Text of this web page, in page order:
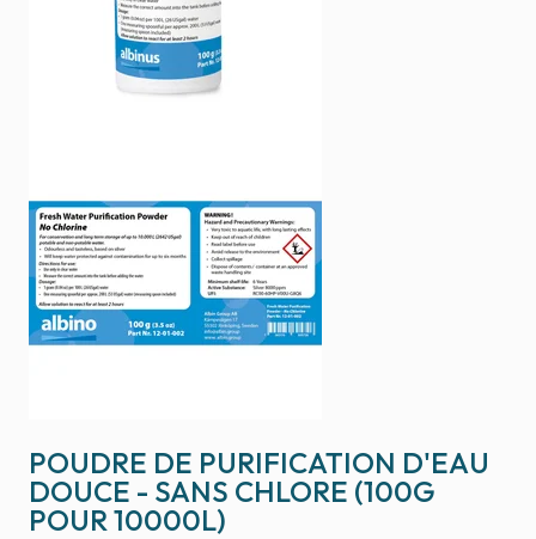
POUDRE DE PURIFICATION D'EAU
DOUCE - SANS CHLORE (100G
POUR 10000L)